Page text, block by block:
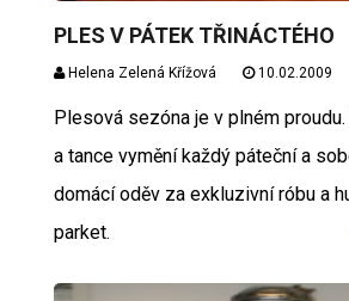
PLES V PÁTEK TŘINÁCTÉHO
Helena Zelená Křížová 10.02.2009
Plesová sezóna je v plném
a tance vymění každý páteční a
domácí oděv za exkluzivní róbu a
parket.